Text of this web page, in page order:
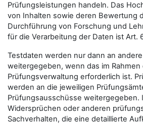
Prüfungsleistungen handeln. Das
von Inhalten sowie deren Bewertung
Durchführung von Forschung und
für die Verarbeitung der Daten ist Art.
Testdaten werden nur dann an
weitergegeben, wenn das im Rahmen
Prüfungsverwaltung erforderlich ist.
werden an die jeweiligen
Prüfungsausschüsse weitergegeben.
Widersprüchen oder anderen
Sachverhalten, die eine detaillierte